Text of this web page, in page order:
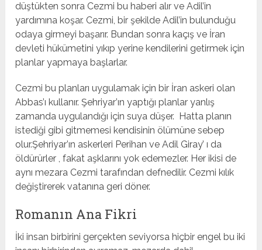
düştükten sonra Cezmi bu haberi alır ve Adil’in
yardımına koşar. Cezmi, bir şekilde Adil’in bulunduğu
odaya girmeyi başarır. Bundan sonra kaçış ve İran
devleti hükümetini yıkıp yerine kendilerini getirmek için
planlar yapmaya başlarlar.
Cezmi bu planları uygulamak için bir İran askeri olan
Abbas’ı kullanır. Şehriyar’ın yaptığı planlar yanlış
zamanda uygulandığı için suya düşer. Hatta planın
istediği gibi gitmemesi kendisinin ölümüne sebep
olur.Şehriyar’ın askerleri Perihan ve Adil Giray’ ı da
öldürürler , fakat aşklarını yok edemezler. Her ikisi de
aynı mezara Cezmi tarafından defnedilir. Cezmi kılık
değiştirerek vatanına geri döner.
Romanın Ana Fikri
İki insan birbirini gerçekten seviyorsa hiçbir engel bu iki